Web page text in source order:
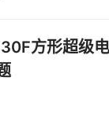
方形超级